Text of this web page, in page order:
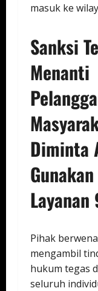
masuk ke
Sanksi
Menanti
Diminta
Gunakan
Layanan
Pihak
mengambil
hukum tegas
seluruh